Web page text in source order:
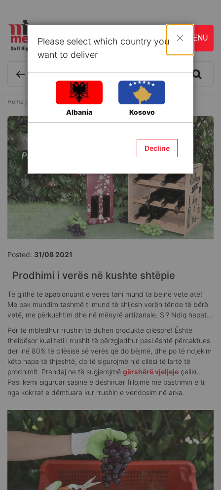
Home Prodhimi i verës në kushte shtëpie
Prodhimi i verës në kushte shtëpie
Të gjithë të apasionuarit e verës tani mund ta bëjnë vetë atë!
Me pak mundim tashmë ti mund të shijosh verën tënde të bërë
vetë, me përkushtim dhe në mënyrë artizanale. Si? Ndiq hapat...
Për të mbledhur rrushin të duhen produkte cilësore! Është
thelbësor kualiteti i rrushit të përzgjedhur pasi është përcaktues
deri në 80% të cilësisë së verës që do bëjmë, dhe po të ndjekim
këto hapa të thjeshtë, do të sigurojmë një cilësi të lartë të
prodhimit. Prandaj ne të sugjerojmëgërshërë vjeljeje çeliku.
Pasi kemi siguruar sasinë e dëshiruar fillojmë me pastrimin e tij
nga kokrrat e dëmtuara kur rrushin e vendosim në arka.
Posted: 31/08 2021
Please select which country you
want to deliver
Close
Albania Kosovo
Decline